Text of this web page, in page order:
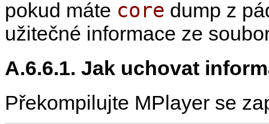
pokud máte core dump z
užitečné informace ze
A.6.6.1. Jak uchovat
Překompilujte MPlayer se